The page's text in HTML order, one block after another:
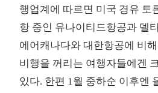
행업계에 따르면 미국 경유 토
항 중인 유나이티드항공과 델
에어캐나다와 대한항공에 비
비행을 꺼리는 여행자들에겐
있다. 한편 1월 중하순 이후엔